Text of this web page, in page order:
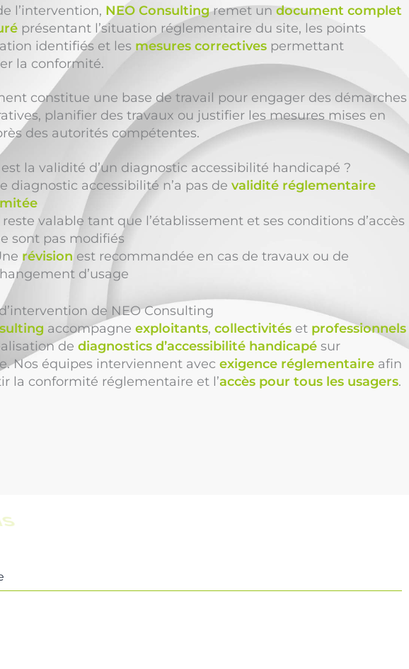
l’intervention, NEO Consultingremet undocument complet
présentant l’situation réglementaire du site, les points
identifiés et les mesures correctives permettant
la conformité.
constitue une base de travail pour engager des démarches
planifier des travaux ou justifier les mesures mises en
des autorités compétentes.
la validité d’un diagnostic accessibilité handicapé ?
diagnostic accessibilité n’a pas de validité réglementaire
reste valable tant que l’établissement et ses conditions d’accès
sont pas modifiés
révision est recommandée en cas de travaux ou de
d’usage
de NEO Consulting
accompagne exploitants, collectivités et professionnels
de diagnostics d’accessibilité handicapé sur
Nos équipes interviennent avec exigence réglementaire afin
la conformité réglementaire et l’accès pour tous les usagers.